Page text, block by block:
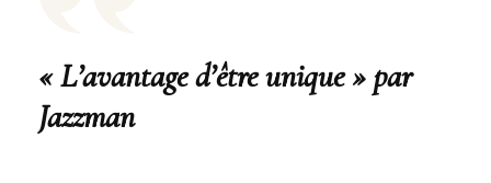
« L’avantage d’être unique » par
Jazzman